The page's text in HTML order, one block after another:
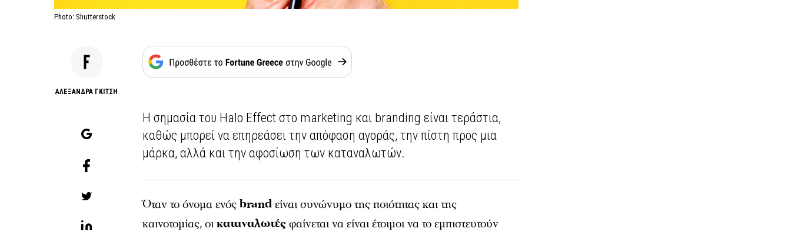
Photo: Shutterstock
AΛΕΞΑΝΔΡΑ ΓΚΙΤΣΗ
Η σημασία του Halo Effect στο marketing και branding είναι τεράστια,
καθώς μπορεί να επηρεάσει την απόφαση αγοράς, την πίστη προς μια
μάρκα, αλλά και την αφοσίωση των καταναλωτών.
Όταν το όνομα ενόςbrandείναι συνώνυμο της ποιότητας και της
καινοτομίας, οικαταναλωτές φαίνεται να είναι έτοιμοι να το εμπιστευτούν